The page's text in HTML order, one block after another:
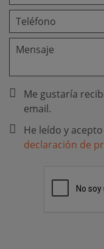
Me gustaría
email.
He leído y
declaración de